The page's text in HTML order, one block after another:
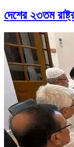
দেশের ২৩তম